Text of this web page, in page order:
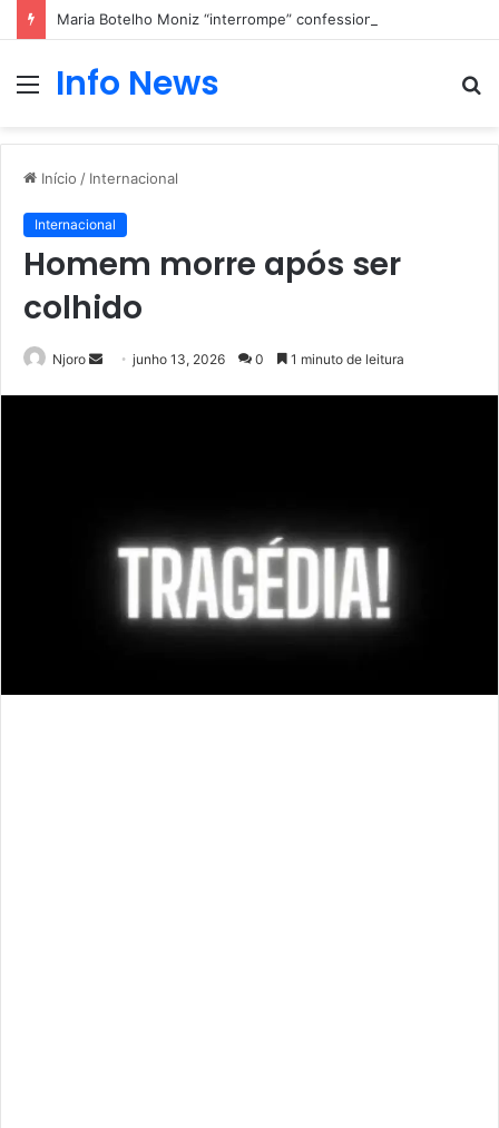
Maria Botelho Moniz “interrompe” confessionário
Menu
Info News
Início / Internacional
Internacional
Homem morre após ser
colhido
Njoro
Mandejunho 13, 2026 0 1 minuto de leitura